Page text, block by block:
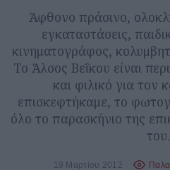
Άφθονο πράσινο,
εγκαταστάσεις,
κινηματογράφος,
Το Άλσος Βεΐκου είναι
και φιλικό για τον
επισκεφτήκαμε, το
όλο το παρασκήνιο της
του.
19 Μαρτίου 2012